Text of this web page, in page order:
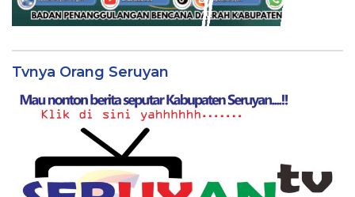
Tvnya Orang Seruyan